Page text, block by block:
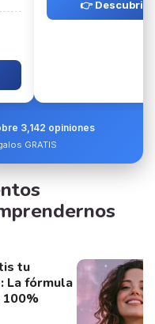
👉 Descubrir
3,142 opiniones
GRATIS
tu
La fórmula